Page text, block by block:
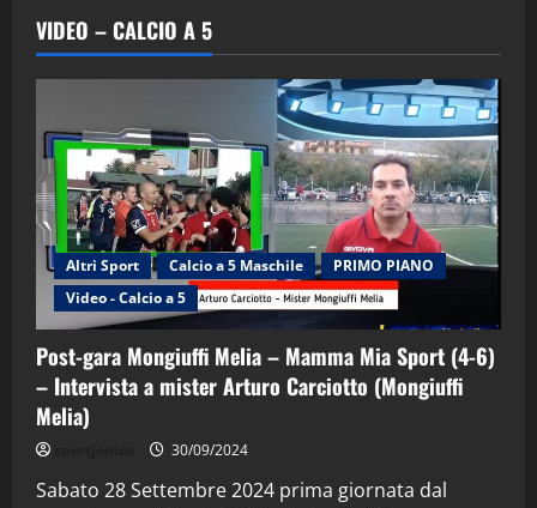
VIDEO – CALCIO A 5
Altri Sport Calcio a 5 Maschile
PRIMO PIANO
Video - Calcio a 5
Post-gara Mongiuffi Melia – Mamma Mia Sport (4-6)
– Intervista a mister Arturo Carciotto (Mongiuffi
Melia)
30/09/2024
Sabato 28 Settembre 2024 prima giornata dal
“SportEmpire” in Podcast: 29^ Puntata
(Martedi 28 Aprile 2026)